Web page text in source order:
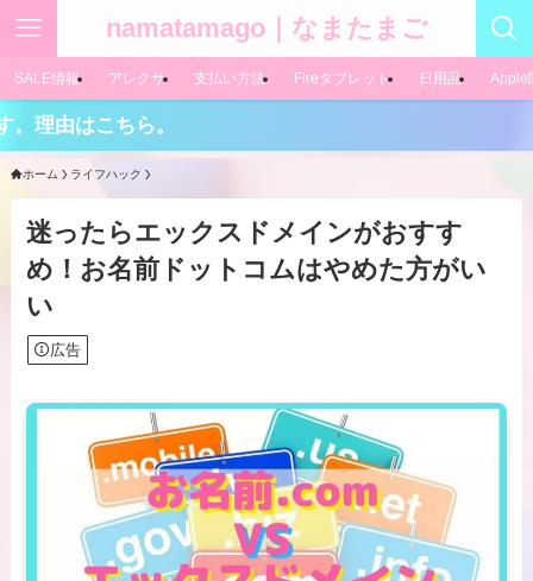
namatamago｜なまたまご
SALE情報 アレクサ 支払い方法 Fireタブレット 日用品 Apple
ちら。
ホーム ライフハック
迷ったらエックスドメインがおすす
め！お名前ドットコムはやめた方がい
い
広告